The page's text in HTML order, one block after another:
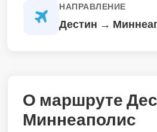
НАПРАВЛЕНИЕ
Дестин →
О маршруте
Миннеаполис